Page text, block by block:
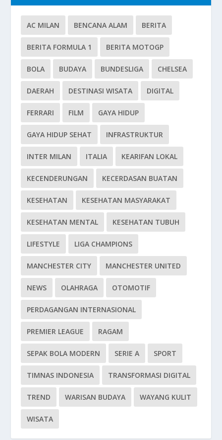
AC MILAN BENCANA ALAM BERITA
BERITA FORMULA 1 BERITA MOTOGP
BOLA BUDAYA BUNDESLIGA CHELSEA
DAERAH DESTINASI WISATA DIGITAL
FERRARI FILM GAYA HIDUP
GAYA HIDUP SEHAT INFRASTRUKTUR
INTER MILAN ITALIA KEARIFAN LOKAL
KECENDERUNGAN KECERDASAN BUATAN
KESEHATAN KESEHATAN MASYARAKAT
KESEHATAN MENTAL KESEHATAN TUBUH
LIFESTYLE LIGA CHAMPIONS
MANCHESTER CITY MANCHESTER UNITED
NEWS OLAHRAGA OTOMOTIF
PERDAGANGAN INTERNASIONAL
PREMIER LEAGUE RAGAM
SEPAK BOLA MODERN SERIE A SPORT
TIMNAS INDONESIA TRANSFORMASI DIGITAL
TREND WARISAN BUDAYA WAYANG KULIT
WISATA